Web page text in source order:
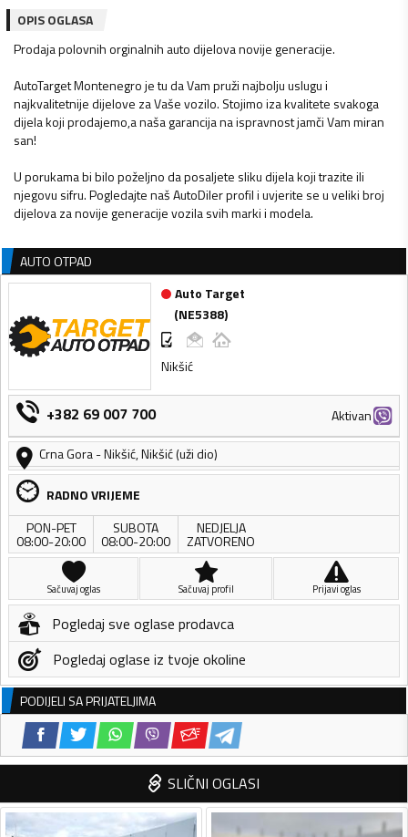
OPIS OGLASA
Prodaja polovnih orginalnih auto dijelova novije generacije.
AutoTarget Montenegro je tu da Vam pruži najbolju uslugu i
najkvalitetnije dijelove za Vaše vozilo. Stojimo iza kvalitete svakoga
dijela koji prodajemo,a naša garancija na ispravnost jamči Vam miran
san!
U porukama bi bilo poželjno da posaljete sliku dijela koji trazite ili
njegovu sifru. Pogledajte naš AutoDiler profil i uvjerite se u veliki broj
dijelova za novije generacije vozila svih marki i modela.
AUTO OTPAD
Auto Target
(NE5388)
Nikšić
+382 69 007 700
Aktivan
Crna Gora-Nikšić,Nikšić (uži dio)
RADNO VRIJEME
PON-PET
08:00-20:00
SUBOTA
08:00-20:00
NEDJELJA
ZATVORENO
Sačuvaj oglas Sačuvaj profil Prijavi oglas
Pogledaj sve oglase prodavca
Pogledaj oglase iz tvoje okoline
PODIJELI SA PRIJATELJIMA
SLIČNI OGLASI